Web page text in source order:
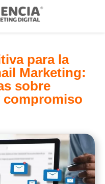
para la
Marketing:
sobre
compromiso